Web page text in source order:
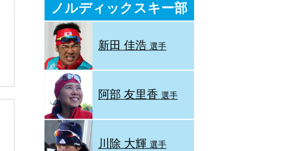
ノルディックスキー部
新田 佳浩 選手
阿部 友里香 選手
川除 大輝 選手